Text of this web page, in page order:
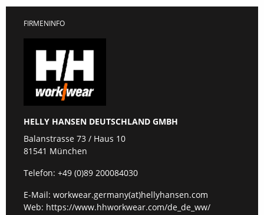
FIRMENINFO
HELLY HANSEN DEUTSCHLAND GMBH
Balanstrasse 73 / Haus 10
81541 München
Telefon: +49 (0)89 200084030
E-Mail: workwear.germany(at)hellyhansen.com
Web: https://www.hhworkwear.com/de_de_ww/